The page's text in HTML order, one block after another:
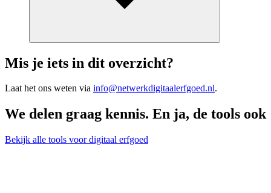
Mis je iets in dit overzicht?
Laat het ons weten via info@netwerkdigitaalerfgoed.nl.
We delen graag kennis. En ja, de tools ook
Bekijk alle tools voor digitaal erfgoed